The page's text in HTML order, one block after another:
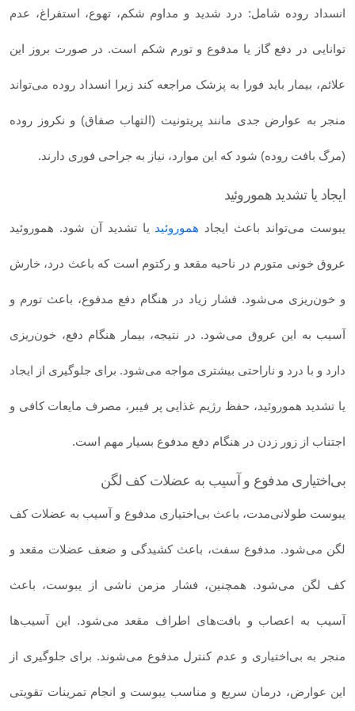
انسداد روده شامل: درد شدید و مداوم شکم، تهوع، استفراغ، عدم
توانایی در دفع گاز یا مدفوع و تورم شکم است. در صورت بروز این
علائم، بیمار باید فورا به پزشک مراجعه کند زیرا انسداد روده می‌تواند
منجر به عوارض جدی مانند پریتونیت (التهاب صفاق) و نکروز روده
(مرگ بافت روده) شود که این موارد، نیاز به جراحی فوری دارند.
ایجاد یا تشدید هموروئید
یبوست می‌تواند باعث ایجاد هموروئید یا تشدید آن شود. هموروئید
عروق خونی متورم در ناحیه مقعد و رکتوم است که باعث درد، خارش
و خون‌ریزی می‌شود. فشار زیاد در هنگام دفع مدفوع، باعث تورم و
آسیب به این عروق می‌شود. در نتیجه، بیمار هنگام دفع، خون‌ریزی
دارد و با درد و ناراحتی بیشتری مواجه می‌شود. برای جلوگیری از ایجاد
یا تشدید هموروئید، حفظ رژیم غذایی پر فیبر، مصرف مایعات کافی و
اجتناب از زور زدن در هنگام دفع مدفوع بسیار مهم است.
بی‌اختیاری مدفوع و آسیب به عضلات کف لگن
یبوست طولانی‌مدت، باعث بی‌اختیاری مدفوع و آسیب به عضلات کف
لگن می‌شود. مدفوع سفت، باعث کشیدگی و ضعف عضلات مقعد و
کف لگن می‌شود. همچنین، فشار مزمن ناشی از یبوست، باعث
آسیب به اعصاب و بافت‌های اطراف مقعد می‌شود. این آسیب‌ها
منجر به بی‌اختیاری و عدم کنترل مدفوع می‌شوند. برای جلوگیری از
این عوارض، درمان سریع و مناسب یبوست و انجام تمرینات تقویتی